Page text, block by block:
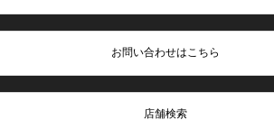
お問い合わせはこちら
店舗検索